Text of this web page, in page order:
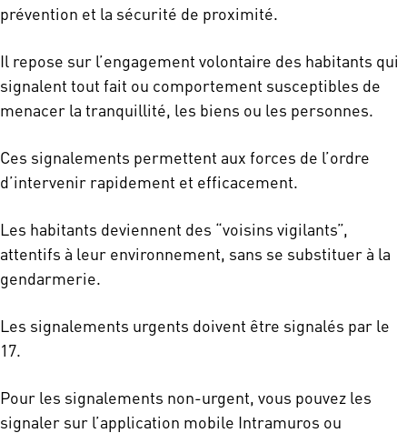
prévention et la sécurité de proximité.
Il repose sur l’engagement volontaire des habitants qui
signalent tout fait ou comportement susceptibles de
menacer la tranquillité, les biens ou les personnes.
Ces signalements permettent aux forces de l’ordre
d’intervenir rapidement et efficacement.
Les habitants deviennent des “voisins vigilants”,
attentifs à leur environnement, sans se substituer à la
gendarmerie.
Les signalements urgents doivent être signalés par le
17.
Pour les signalements non-urgent, vous pouvez les
signaler sur l’application mobile Intramuros ou